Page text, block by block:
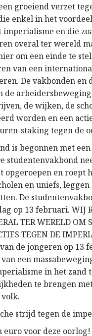
groeiend verzet
enkel in het
imperialisme en die
overal ter wereld
om een einde te
van een
De vakbonden en
de
de wijken, de
worden en een
staking tegen de
is begonnen met
studentenvakbond
en roept
en uniefs,
De
op 13 februari. WIJ
TER WERELD OM
TEGEN DE
de jongeren op
een
in het zand
te brengen
strijd tegen de
euro voor deze oorlog!